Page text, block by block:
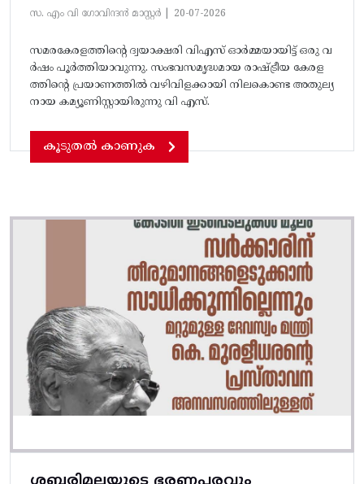
സ. എം വി ഗോവിന്ദൻ മാസ്റ്റർ | 20-07-2026
സമരകേരളത്തിൻ്റെ ദ്വയാക്ഷരി വിഎസ് ഓർമ്മയായിട്ട് ഒരു വ
ർഷം പൂർത്തിയാവുന്നു. സംഭവസമൃദ്ധമായ രാഷ്ട്രീയ കേരള
ത്തിന്റെ പ്രയാണത്തിൽ വഴിവിളക്കായി നിലകൊണ്ട അതുല്യ
നായ കമ്യൂണിസ്റ്റായിരുന്നു വി എസ്.
കൂടുതൽ കാണുക